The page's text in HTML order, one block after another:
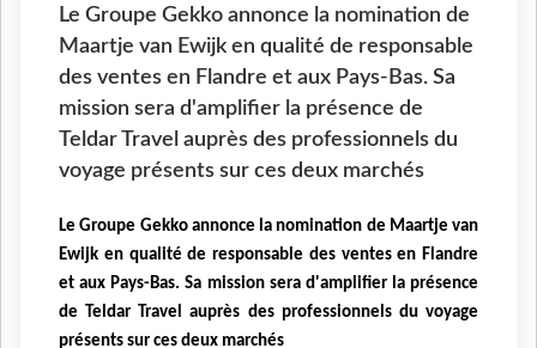
Le Groupe Gekko annonce la nomination de
Maartje van Ewijk en qualité de responsable
des ventes en Flandre et aux Pays-Bas. Sa
mission sera d'amplifier la présence de
Teldar Travel auprès des professionnels du
voyage présents sur ces deux marchés
Le Groupe Gekko annonce la nomination de Maartje van
Ewijk en qualité de responsable des ventes en Flandre
et aux Pays-Bas. Sa mission sera d'amplifier la présence
de Teldar Travel auprès des professionnels du voyage
présents sur ces deux marchés